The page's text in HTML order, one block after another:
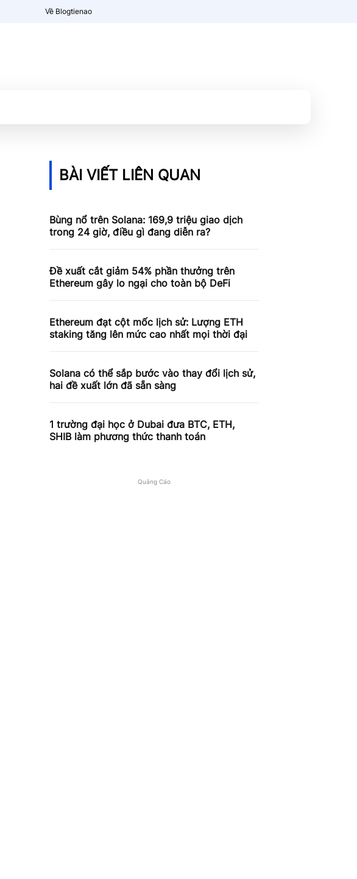
Về Blogtienao
BÀI VIẾT LIÊN QUAN
Bùng nổ trên Solana: 169,9 triệu giao dịch
trong 24 giờ, điều gì đang diễn ra?
Đề xuất cắt giảm 54% phần thưởng trên
Ethereum gây lo ngại cho toàn bộ DeFi
Ethereum đạt cột mốc lịch sử: Lượng ETH
staking tăng lên mức cao nhất mọi thời đại
Solana có thể sắp bước vào thay đổi lịch sử,
hai đề xuất lớn đã sẵn sàng
1 trường đại học ở Dubai đưa BTC, ETH,
SHIB làm phương thức thanh toán
Quảng Cáo